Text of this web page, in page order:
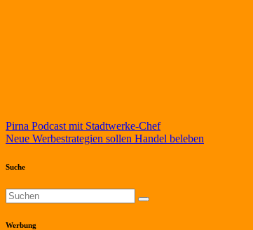
Beitragsnavigation
Pirna Podcast mit Stadtwerke-Chef
Neue Werbestrategien sollen Handel beleben
Suche
Werbung